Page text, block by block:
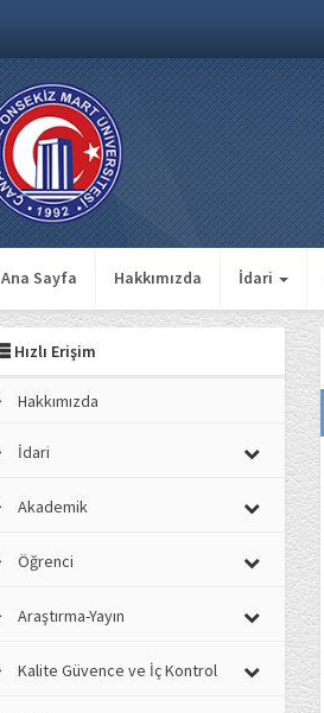
Ana Sayfa Hakkımızda İdari
Hızlı Erişim
Hakkımızda
İdari
Akademik
Öğrenci
Araştırma-Yayın
Kalite Güvence ve İç Kontrol